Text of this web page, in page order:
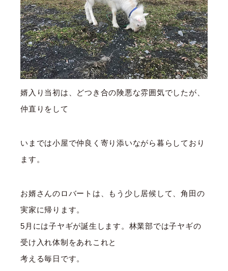
婿入り当初は、どつき合の険悪な雰囲気でしたが、
仲直りをして
いまでは小屋で仲良く寄り添いながら暮らしており
ます。
お婿さんのロバートは、もう少し居候して、角田の
実家に帰ります。
5月には子ヤギが誕生します。林業部では子ヤギの
受け入れ体制をあれこれと
考える毎日です。